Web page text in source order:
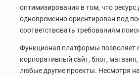
оптимизирования в том, что
одновременно ориентирован под
соответствовать требованиям
Функционал платформы позволяет
корпоративный сайт, блог, магазин,
любые другие проекты. Несмотря